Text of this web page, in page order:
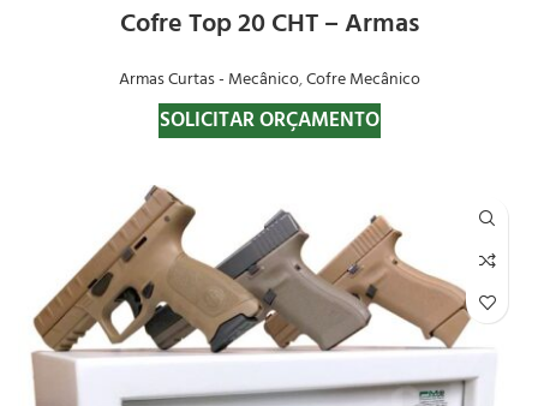
Cofre Top 20 CHT – Armas
Armas Curtas - Mecânico,Cofre Mecânico
SOLICITAR ORÇAMENTO